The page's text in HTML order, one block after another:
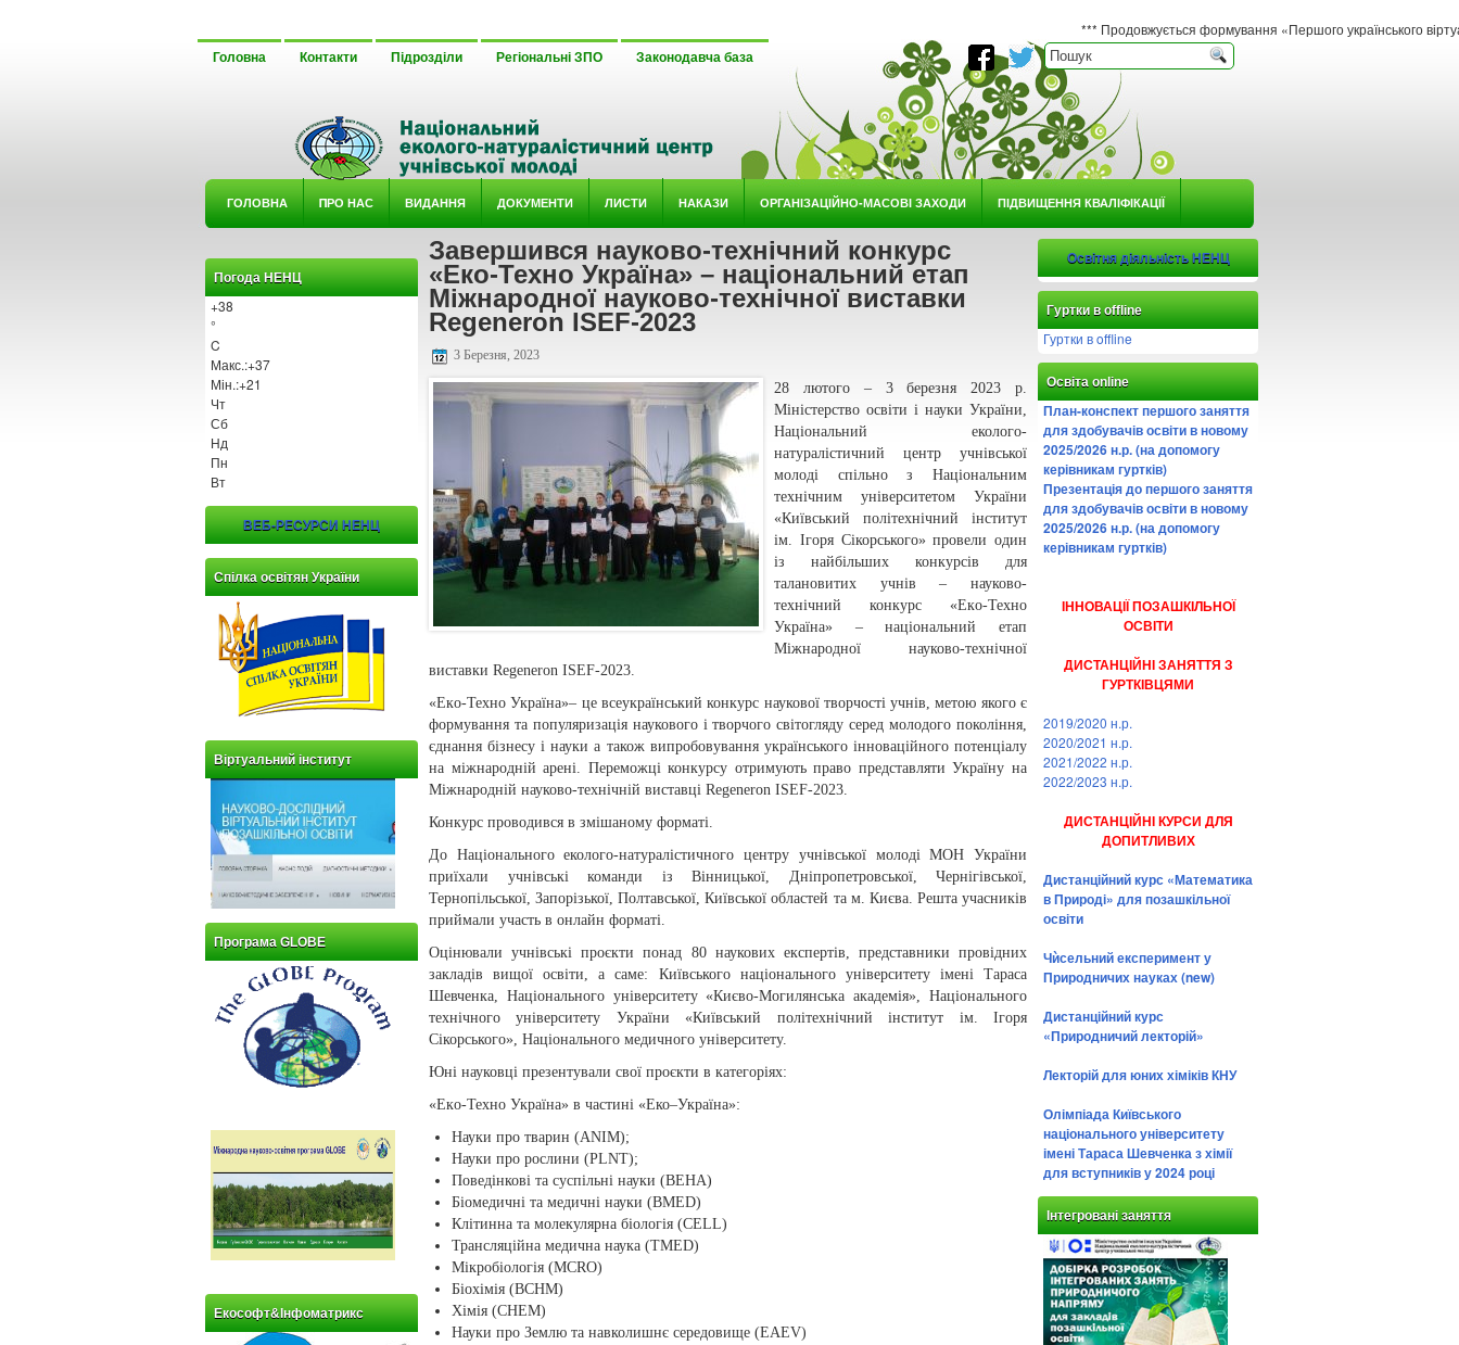
*** Продовжується формування «Першого українського віртуального
Головна Контакти Підрозділи Регіональні ЗПО Законодавча база
ГОЛОВНА ΠРО НАС ВИДАННЯ ДОКУМЕНТИ ЛИСТИ НАКАЗИ ОРГАНІЗАЦІЙНО-МАСОВІ ЗАХОДИ ПІДВИЩЕННЯ КВАЛІФІКАЦІЇ
Погода НЕНЦ
+38
°
C
Макс.:+37
Мін.:+21
Чт
Сб
Нд
Пн
Вт
ВЕБ-РЕСУРСИ НЕНЦ
Спілка освітян України
Віртуальний інститут
Програма GLOBE
Екософт&Інфоматрикс
Завершився науково-технічний конкурс
«Eкo-Техно Україна» – національний етап
Міжнародної науково-технічної виставки
Regeneron ISEF-2023
3 Березня, 2023
28 лютого – 3 березня 2023 р.
Міністерство освіти і науки України,
Національний еколого-
натуралістичний центр учнівської
молоді спільно з Національним
технічним університетом України
«Київський політехнічний інститут
ім. Ігоря Сікорського» провели один
із найбільших конкурсів для
талановитих учнів – науково-
технічний конкурс «Eкo-Техно
Україна» – національний етап
Міжнародної науково-технічної
виставки Regeneron ISEF-2023.
«Eкo-Техно Україна»– це всеукраїнський конкурс наукової творчості учнів, метою якого є
формування та популяризація наукового і творчого світогляду серед молодого покоління,
єднання бізнесу і науки а також випробовування українського інноваційного потенціалу
на міжнародній арені. Переможці конкурсу отримують право представляти Україну на
Міжнародній науково-технічній виставці Regeneron ISEF-2023.
Конкурс проводився в змішаному форматі.
До Національного еколого-натуралістичного центру учнівської молоді МОН України
приїхали учнівські команди із Вінницької, Дніпропетровської, Чернігівської,
Тернопільської, Запорізької, Полтавської, Київської областей та м. Києва. Решта учасників
приймали участь в онлайн форматі.
Оцінювали учнівські проєкти понад 80 наукових експертів, представники провідних
закладів вищої освіти, а саме: Київського національного університету імені Тараса
Шевченка, Національного університету «Києво-Могилянська академія», Національного
технічного університету України «Київський політехнічний інститут ім. Ігоря
Сікорського», Національного медичного університету.
Юні науковці презентували свої проєкти в категоріях:
«Eкo-Техно Україна» в частині «Еко–Україна»:
Науки про тварин (ANIM);
Науки про рослини (PLNT);
Поведінкові та суспільні науки (BEHA)
Біомедичні та медичні науки (BMED)
Клітинна та молекулярна біологія (CELL)
Трансляційна медична наука (TMED)
Мікробіологія (MCRO)
Біохімія (BCHM)
Хімія (CHEM)
Науки про Землю та навколишнє середовище (EAEV)
Освітня діяльність НЕНЦ
Гуртки в offline
Гуртки в offline
Освіта online
План-конспект першого заняття
для здобувачів освіти в новому
2025/2026 н.р. (на допомогу
керівникам гуртків)
Презентація до першого заняття
для здобувачів освіти в новому
2025/2026 н.р. (на допомогу
керівникам гуртків)
ІННОВАЦІЇ ПОЗАШКІЛЬНОЇ
ОСВІТИ
ДИСТАНЦІЙНІ ЗАНЯТТЯ З
ГУРТКІВЦЯМИ
2019/2020 н.р.
2020/2021 н.р.
2021/2022 н.р.
2022/2023 н.р.
ДИСТАНЦІЙНІ КУРСИ ДЛЯ
ДОПИТЛИВИХ
Дистанційний курс «Математика
в Природі» для позашкільної
освіти
Чѝсельний експеримент у
Природничих науках (new)
Дистанційний курс
«Природничий лекторій»
Лекторій для юних хіміків КНУ
Олімпіада Київського
національного університету
імені Тараса Шевченка з хімії
для вступників у 2024 році
Інтегровані заняття